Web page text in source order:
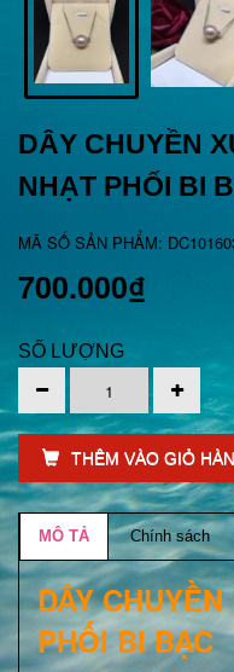
DÂY CHUYỀN
NHẠT PHỐI BI
MÃ SỐ SẢN PHẨM:
700.000₫
SỐ LƯỢNG
THÊM VÀO GIỎ
MÔ TẢ Chính sách
DÂY
PHỐI BI BẠC